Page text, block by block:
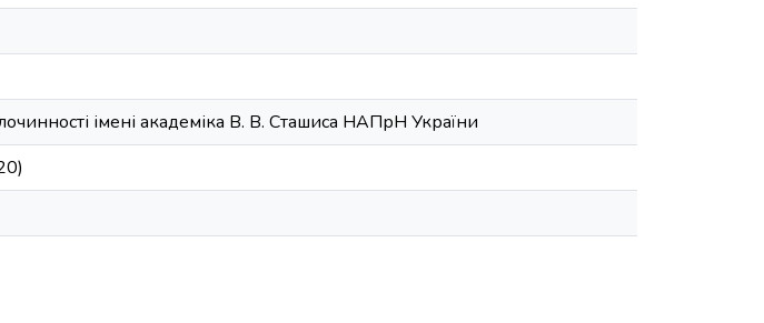
імені академіка В. В. Сташиса НАПрН України